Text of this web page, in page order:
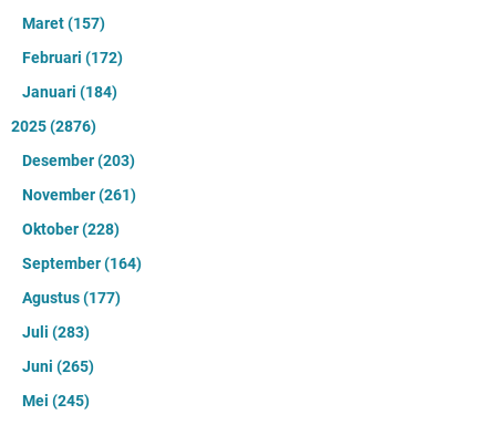
Maret(157)
Februari (172)
Januari (184)
2025(2876)
Desember(203)
November(261)
Oktober(228)
September(164)
Agustus(177)
Juli (283)
Juni (265)
Mei (245)